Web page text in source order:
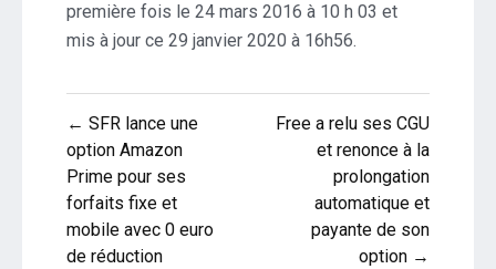
première fois le 24 mars 2016 à 10 h 03 et
mis à jour ce 29 janvier 2020 à 16h56.
Navigation
de
l’article
← SFR lance une
option Amazon
Prime pour ses
forfaits fixe et
mobile avec 0 euro
de réduction
Free a relu ses CGU
et renonce à la
prolongation
automatique et
payante de son
option →